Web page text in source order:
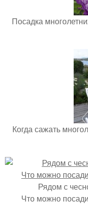
Посадка
Когда сажать
Рядом с
Что можно